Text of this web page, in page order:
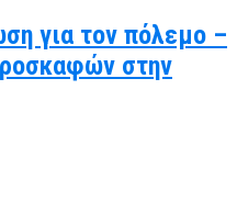
για τον πόλεμο –
στην